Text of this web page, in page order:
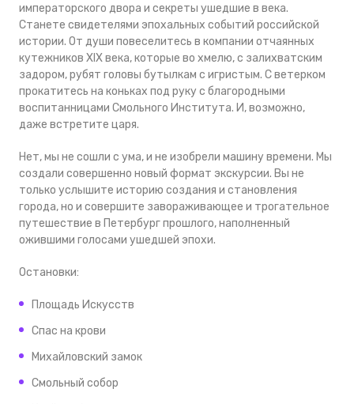
императорского двора и секреты ушедшие в века.
Станете свидетелями эпохальных событий российской
истории. От души повеселитесь в компании отчаянных
кутежников XIX века, которые во хмелю, с залихватским
задором, рубят головы бутылкам с игристым. С ветерком
прокатитесь на коньках под руку с благородными
воспитанницами Смольного Института. И, возможно,
даже встретите царя.
Нет, мы не сошли с ума, и не изобрели машину времени. Мы
создали совершенно новый формат экскурсии. Вы не
только услышите историю создания и становления
города, но и совершите завораживающее и трогательное
путешествие в Петербург прошлого, наполненный
ожившими голосами ушедшей эпохи.
Остановки:
Площадь Искусств
Спас на крови
Михайловский замок
Смольный собор